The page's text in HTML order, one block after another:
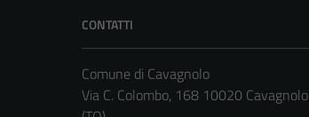
CONTATTI
Comune di Cavagnolo
Via C. Colombo, 168 10020 Cavagnolo